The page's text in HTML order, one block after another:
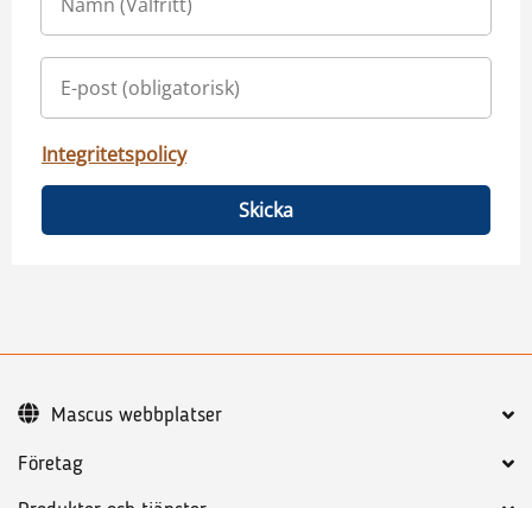
Integritetspolicy
Skicka
Företag
Mascus webbplatser